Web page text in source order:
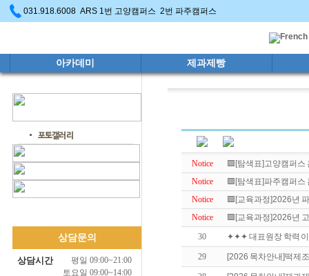
031.918.6008 ARS 1번 고양캠퍼스 2번 파주캠퍼스
아카데미 제과제빵
상담문의
상담시간
평일 09:00~21:00
토요일 09:00~14:00
Notice
🟪[탐색표]고양캠퍼스
Notice
🟪[탐색표]파주캠퍼스
Notice
🟪[교육과정]2026년
Notice
🟪[교육과정]2026년
30
✦✦✦ 대표원장 학력
29 [2026 목차안내]떡제